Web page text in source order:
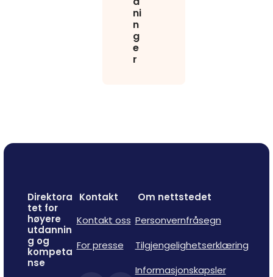
ni
n
g
e
r
Direktora
tet for
høyere
utdannin
g og
kompeta
nse
Kontakt
Kontakt oss
For presse
Om nettstedet
Personvernfråsegn
Tilgjengelighetserklæring
Informasjonskapsler